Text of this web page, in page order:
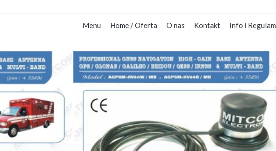
Menu Home / Oferta O nas Kontakt Info i